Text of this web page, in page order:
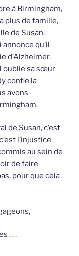
à Birmingham,
plus de famille,
de Susan,
qu’il
d’Alzheimer.
oublie sa sœur
confie la
avons
de Susan, c’est
l’injustice
au sein de
de faire
pour que cela
. . .